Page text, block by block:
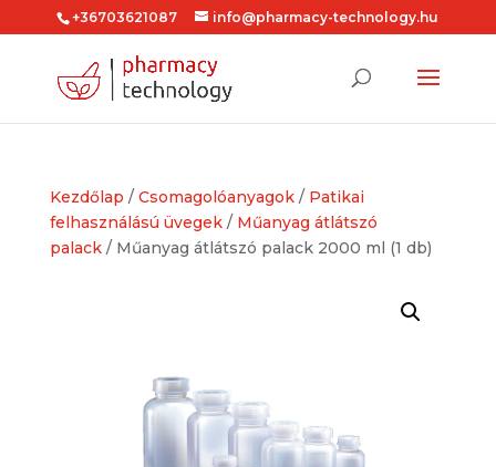
+36703621087 info@pharmacy-technology.hu
Kezdőlap / Csomagolóanyagok/ Patikai
felhasználású üvegek/ Műanyag átlátszó
palack/ Műanyag átlátszó palack 2000 ml (1 db)